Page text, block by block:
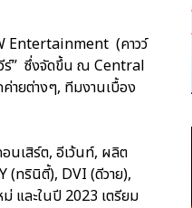
Entertainment (คาวว์
ร์” ซึ่งจัดขึ้น ณ Central
ายต่างๆ, ทีมงานเบื้อง
นเสิร์ต, อีเว้นท์, ผลิต
(ทรินิตี้), DVI (ดีวาย),
ม่ และในปี 2023 เตรียม